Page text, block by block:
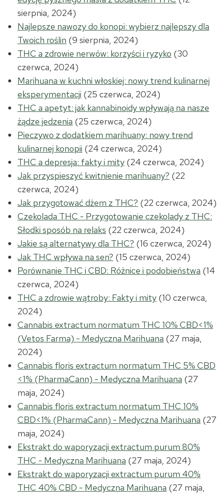
sierpnia, 2024)
Najlepsze nawozy do konopi: wybierz najlepszy dla
Twoich roślin (9 sierpnia, 2024)
THC a zdrowie nerwów: korzyści i ryzyko (30
czerwca, 2024)
Marihuana w kuchni włoskiej: nowy trend kulinarnej
eksperymentacji (25 czerwca, 2024)
THC a apetyt: jak kannabinoidy wpływają na nasze
żądze jedzenia (25 czerwca, 2024)
Pieczywo z dodatkiem marihuany: nowy trend
kulinarnej konopii (24 czerwca, 2024)
THC a depresja: fakty i mity (24 czerwca, 2024)
Jak przyspieszyć kwitnienie marihuany? (22
czerwca, 2024)
Jak przygotować dżem z THC? (22 czerwca, 2024)
Czekolada THC - Przygotowanie czekolady z THC:
Słodki sposób na relaks (22 czerwca, 2024)
Jakie są alternatywy dla THC? (16 czerwca, 2024)
Jak THC wpływa na sen? (15 czerwca, 2024)
Porównanie THC i CBD: Różnice i podobieństwa (14
czerwca, 2024)
THC a zdrowie wątroby: Fakty i mity (10 czerwca,
2024)
Cannabis extractum normatum THC 10% CBD<1%
(Vetos Farma) - Medyczna Marihuana (27 maja,
2024)
Cannabis floris extractum normatum THC 5% CBD
<1% (PharmaCann) - Medyczna Marihuana (27
maja, 2024)
Cannabis floris extractum normatum THC 10%
CBD<1% (PharmaCann) - Medyczna Marihuana (27
maja, 2024)
Ekstrakt do waporyzacji extractum purum 80%
THC - Medyczna Marihuana (27 maja, 2024)
Ekstrakt do waporyzacji extractum purum 40%
THC 40% CBD - Medyczna Marihuana (27 maja,